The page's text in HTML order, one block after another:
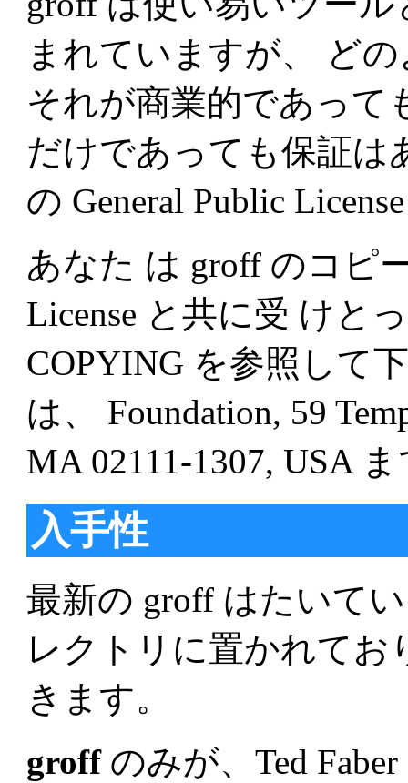
まれていますが、 ど
それが商業的であって
だけであっても保証は
の General Public
あなた は groff のコピ
License と共に受 けと
COPYING を参照して
は、 Foundation, 59
MA 02111-1307, USA
入手性
最新の groff はたいて
レクトリに置かれてお
きます。
groffのみが、Ted Faber